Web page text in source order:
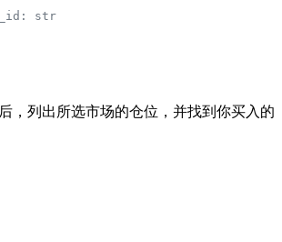
str
，列出所选市场的仓位，并找到你买入的